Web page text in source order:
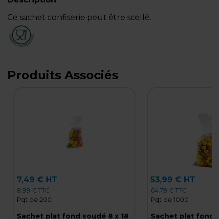
Ce sachet confiserie peut être scellé.
Produits Associés
7,49 € HT
8,99 € TTC
Pqt de 200
Sachet plat fond soudé 8 x 18
53,99 € HT
64,79 € TTC
Pqt de 1000
Sachet plat fond